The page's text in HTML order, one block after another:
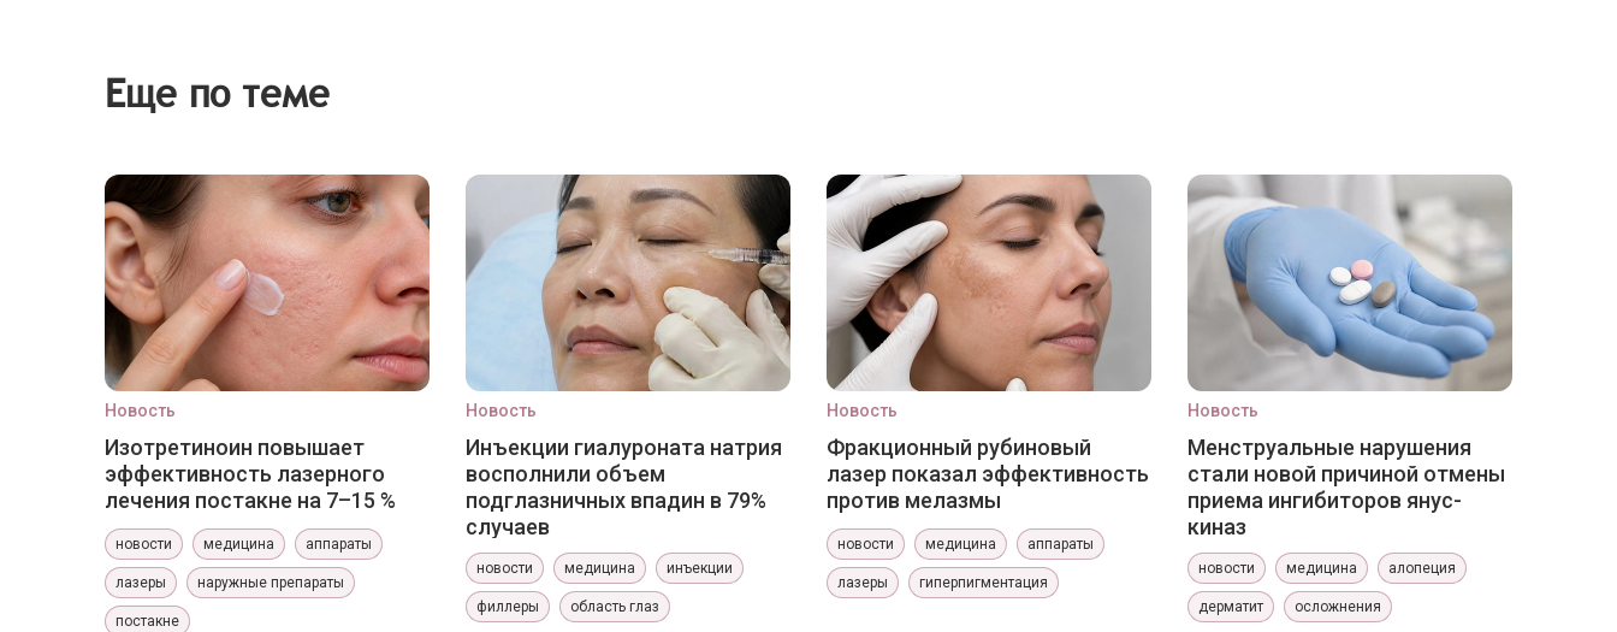
Еще по теме
Новость
Изотретиноин повышает
эффективность лазерного
лечения постакне на 7–15 %
новости медицина аппараты
лазеры наружные препараты
постакне
Новость
Инъекции гиалуроната натрия
восполнили объем
подглазничных впадин в 79%
случаев
новости медицина инъекции
филлеры область глаз
Новость
Фракционный рубиновый
лазер показал эффективность
против мелазмы
новости медицина аппараты
лазеры гиперпигментация
Новость
Менструальные нарушения
стали новой причиной отмены
приема ингибиторов янус-
киназ
новости медицина алопеция
дерматит осложнения